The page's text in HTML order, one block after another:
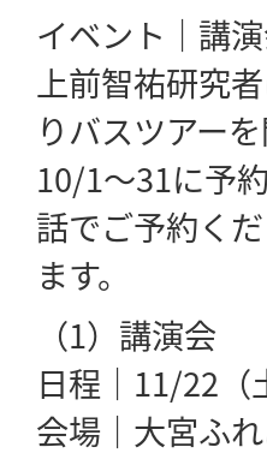
イベント｜講
上前智祐研究
りバスツアー
10/1～31に予
話でご予約く
ます。
（1）講演会
日程｜11/22
会場｜大宮ふ